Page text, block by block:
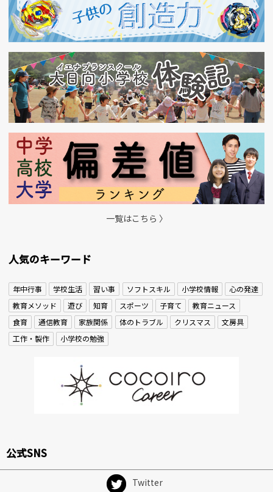
一覧はこちら 〉
人気のキーワード
年中行事 学校生活 習い事 ソフトスキル 小学校情報
心の発達
教育メソッド
遊び 知育 スポーツ 子育て
教育ニュース
食育
通信教育 家族関係 体のトラブル クリスマス
文房具
工作・製作
小学校の勉強
公式SNS
Twitter